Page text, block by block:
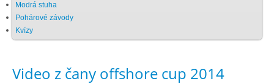
Ochrana osobních údajů
Modrá stuha
Pohárové závody
Kvízy
Video z čany offshore cup 2014